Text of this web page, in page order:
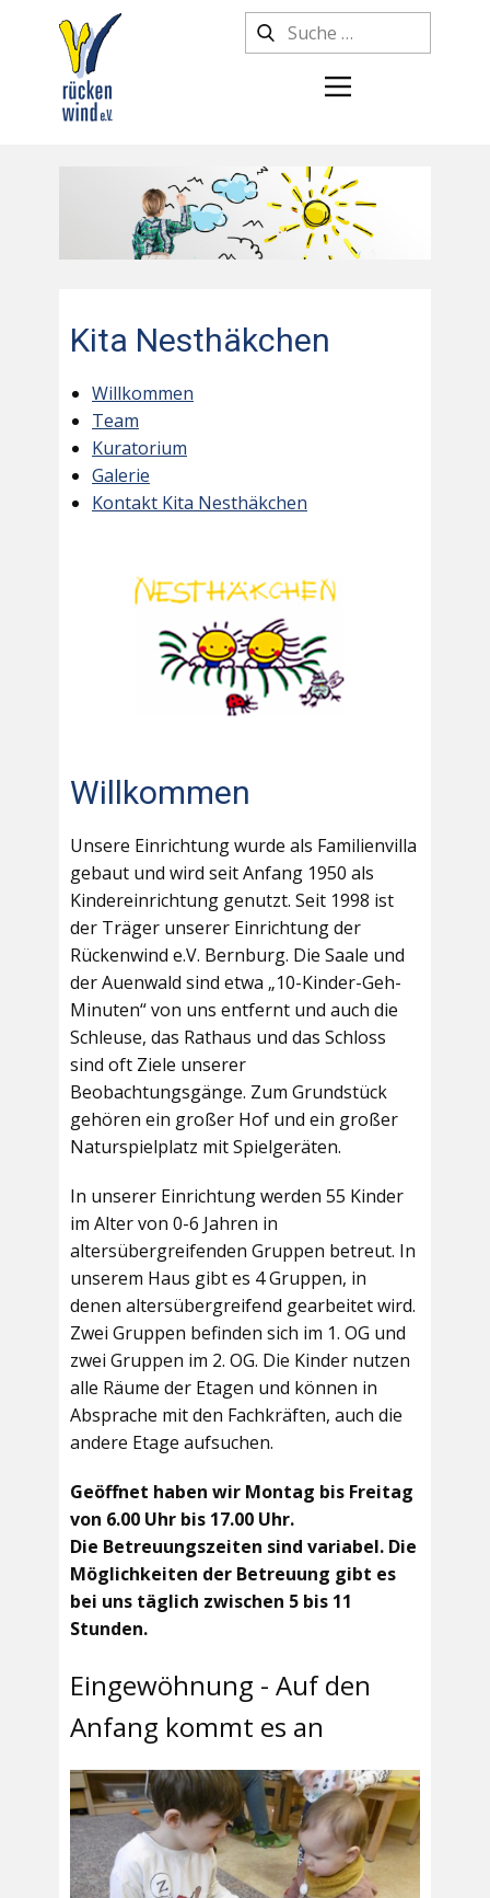
Kita Nesthäkchen
Willkommen
Team
Kuratorium
Galerie
Kontakt Kita Nesthäkchen
Willkommen
Unsere Einrichtung wurde als Familienvilla
gebaut und wird seit Anfang 1950 als
Kindereinrichtung genutzt. Seit 1998 ist
der Träger unserer Einrichtung der
Rückenwind e.V. Bernburg. Die Saale und
der Auenwald sind etwa „10-Kinder-Geh-
Minuten“ von uns entfernt und auch die
Schleuse, das Rathaus und das Schloss
sind oft Ziele unserer
Beobachtungsgänge. Zum Grundstück
gehören ein großer Hof und ein großer
Naturspielplatz mit Spielgeräten.
In unserer Einrichtung werden 55 Kinder
im Alter von 0-6 Jahren in
altersübergreifenden Gruppen betreut. In
unserem Haus gibt es 4 Gruppen, in
denen altersübergreifend gearbeitet wird.
Zwei Gruppen befinden sich im 1. OG und
zwei Gruppen im 2. OG. Die Kinder nutzen
alle Räume der Etagen und können in
Absprache mit den Fachkräften, auch die
andere Etage aufsuchen.
Geöffnet haben wir Montag bis Freitag
von 6.00 Uhr bis 17.00 Uhr.
Die Betreuungszeiten sind variabel. Die
Möglichkeiten der Betreuung gibt es
bei uns täglich zwischen 5 bis 11
Stunden.
Eingewöhnung - Auf den
Anfang kommt es an